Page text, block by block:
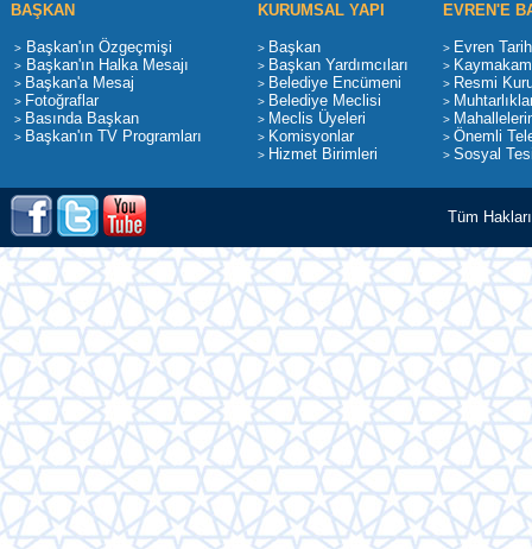
BAŞKAN KURUMSAL YAPI EVREN'E
> Başkan'ın Özgeçmişi
> Başkan'ın Halka Mesajı
> Başkan'a Mesaj
> Fotoğraflar
> Basında Başkan
> Başkan'ın TV Programları
> Başkan
> Başkan Yardımcıları
> Belediye Encümeni
> Belediye Meclisi
> Meclis Üyeleri
> Komisyonlar
> Hizmet Birimleri
> Evren
>
> Resmi
>
>
> Önemli
> Sosyal
Tüm